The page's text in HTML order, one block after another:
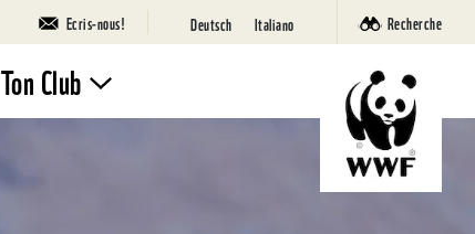
Ecris-nous! Deutsch Italiano Recherche
Ton Club
Rejoins le